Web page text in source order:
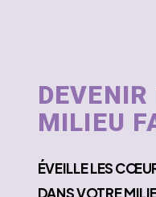
DEVENIR
MILIEU
ÉVEILLELES
DANSVOTRE